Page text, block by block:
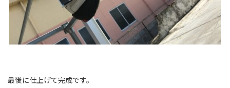
最後に仕上げて完成です。